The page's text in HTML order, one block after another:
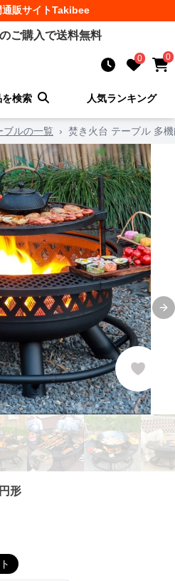
販サイトTakibee
ご購入で送料無料
0 0
を検索 人気ランキング
ブルの一覧 › 焚き火台 テーブル 多
形